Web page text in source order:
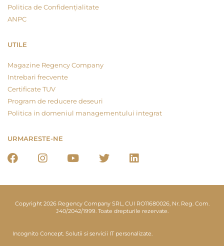
Politica de Confidențialitate
ANPC
UTILE
Magazine Regency Company
Intrebari frecvente
Certificate TUV
Program de reducere deseuri
Politica in domeniul managementului integrat
URMARESTE-NE
Copyright 2026 Regency Company SRL, CUI RO11680026, Nr. Reg. Com.
J40/2042/1999. Toate drepturile rezervate.
Incognito Concept. Solutii si servicii IT personalizate.